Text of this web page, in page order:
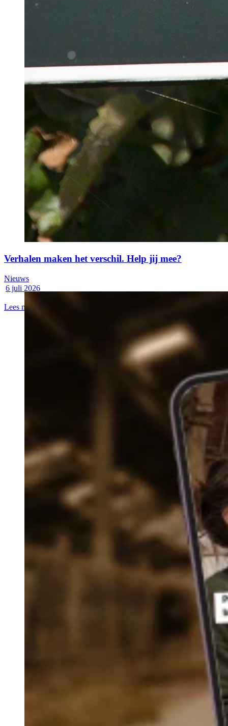
Verhalen maken het verschil. Help jij mee?
6 juli 2026
Lees meer
Nieuws